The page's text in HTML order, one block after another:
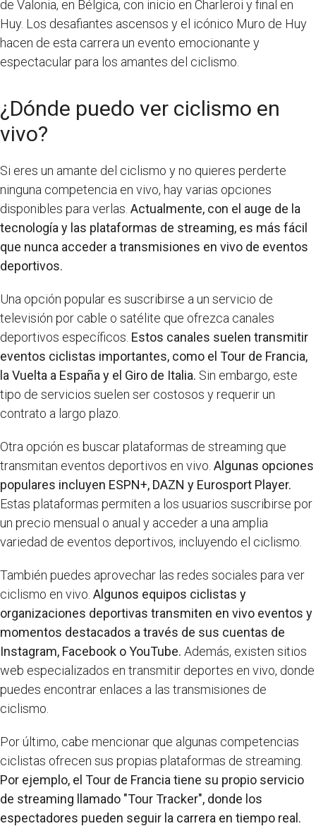
de Valonia, en Bélgica, con inicio en Charleroi y final en
Huy. Los desafiantes ascensos y el icónico Muro de Huy
hacen de esta carrera un evento emocionante y
espectacular para los amantes del ciclismo.
¿Dónde puedo ver ciclismo en
vivo?
Si eres un amante del ciclismo y no quieres perderte
ninguna competencia en vivo, hay varias opciones
disponibles para verlas. Actualmente, con el auge de la
tecnología y las plataformas de streaming, es más fácil
que nunca acceder a transmisiones en vivo de eventos
deportivos.
Una opción popular es suscribirse a un servicio de
televisión por cable o satélite que ofrezca canales
deportivos específicos. Estos canales suelen transmitir
eventos ciclistas importantes, como el Tour de Francia,
la Vuelta a España y el Giro de Italia. Sin embargo, este
tipo de servicios suelen ser costosos y requerir un
contrato a largo plazo.
Otra opción es buscar plataformas de streaming que
transmitan eventos deportivos en vivo. Algunas opciones
populares incluyen ESPN+, DAZN y Eurosport Player.
Estas plataformas permiten a los usuarios suscribirse por
un precio mensual o anual y acceder a una amplia
variedad de eventos deportivos, incluyendo el ciclismo.
También puedes aprovechar las redes sociales para ver
ciclismo en vivo. Algunos equipos ciclistas y
organizaciones deportivas transmiten en vivo eventos y
momentos destacados a través de sus cuentas de
Instagram, Facebook o YouTube. Además, existen sitios
web especializados en transmitir deportes en vivo, donde
puedes encontrar enlaces a las transmisiones de
ciclismo.
Por último, cabe mencionar que algunas competencias
ciclistas ofrecen sus propias plataformas de streaming.
Por ejemplo, el Tour de Francia tiene su propio servicio
de streaming llamado "Tour Tracker", donde los
espectadores pueden seguir la carrera en tiempo real.